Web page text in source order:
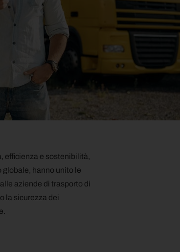
efficienza e sostenibilità,
hanno unito le
aziende di trasporto di
la sicurezza dei